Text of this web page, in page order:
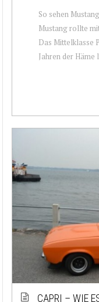
So sehen
Mustang rollte
Das Mittelklasse
Jahren der Häme
CAPRI – WIE